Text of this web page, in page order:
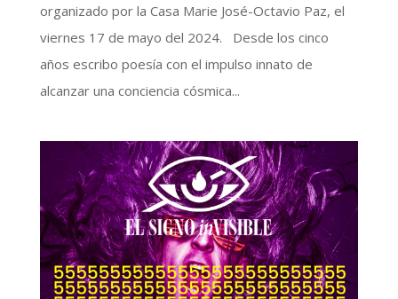
organizado por la Casa Marie José-Octavio Paz, el
viernes 17 de mayo del 2024. Desde los cinco
años escribo poesía con el impulso innato de
alcanzar una conciencia cósmica...